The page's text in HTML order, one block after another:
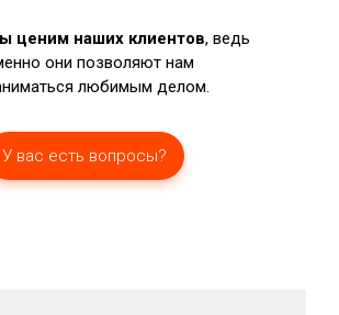
ценим наших клиентов, ведь
они позволяют нам
любимым делом.
У вас есть вопросы?